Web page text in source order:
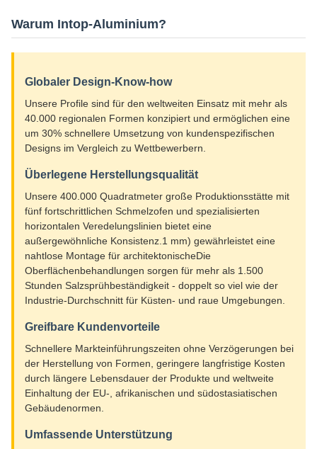
Warum Intop-Aluminium?
Globaler Design-Know-how
Unsere Profile sind für den weltweiten Einsatz mit mehr als
40.000 regionalen Formen konzipiert und ermöglichen eine
um 30% schnellere Umsetzung von kundenspezifischen
Designs im Vergleich zu Wettbewerbern.
Überlegene Herstellungsqualität
Unsere 400.000 Quadratmeter große Produktionsstätte mit
fünf fortschrittlichen Schmelzofen und spezialisierten
horizontalen Veredelungslinien bietet eine
außergewöhnliche Konsistenz.1 mm) gewährleistet eine
nahtlose Montage für architektonischeDie
Oberflächenbehandlungen sorgen für mehr als 1.500
Stunden Salzsprühbeständigkeit - doppelt so viel wie der
Industrie-Durchschnitt für Küsten- und raue Umgebungen.
Greifbare Kundenvorteile
Schnellere Markteinführungszeiten ohne Verzögerungen bei
der Herstellung von Formen, geringere langfristige Kosten
durch längere Lebensdauer der Produkte und weltweite
Einhaltung der EU-, afrikanischen und südostasiatischen
Gebäudenormen.
Umfassende Unterstützung